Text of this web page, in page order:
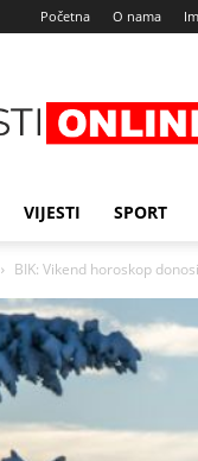
Početna O nama
vijesti
VIJESTI SPORT
BIK: Vikend horoskop